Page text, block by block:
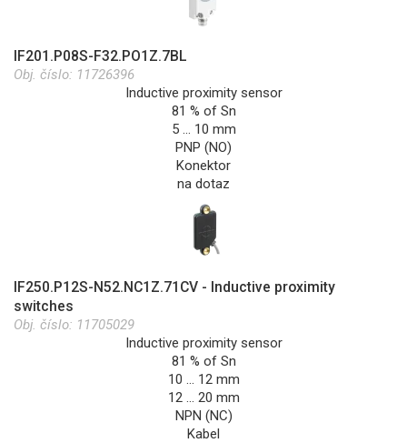
IF201.P08S-F32.PO1Z.7BL
Obj. číslo: 11726396
Inductive proximity sensor
81 % of Sn
5 … 10 mm
PNP (NO)
Konektor
na dotaz
IF250.P12S-N52.NC1Z.71CV - Inductive proximity
switches
Obj. číslo: 11705029
Inductive proximity sensor
81 % of Sn
10 … 12 mm
12 … 20 mm
NPN (NC)
Kabel